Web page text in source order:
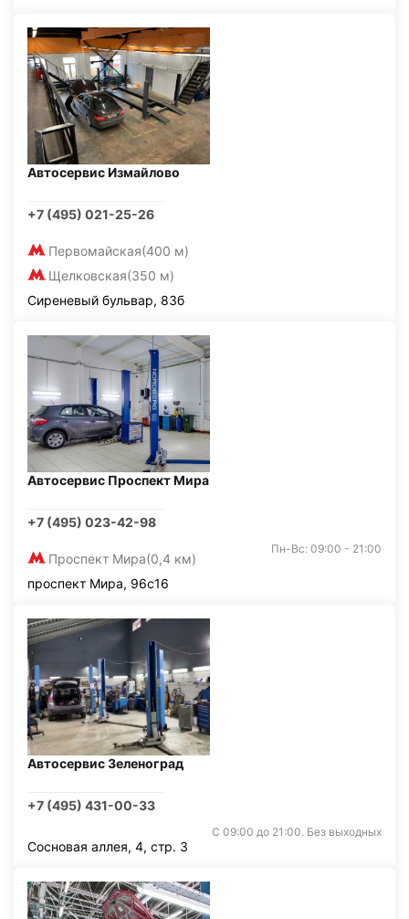
Автосервис Измайлово
+7 (495) 021-25-26
Первомайская(400 м)
Щелковская(350 м)
Сиреневый бульвар, 83б
Автосервис Проспект Мира
+7 (495) 023-42-98
Проспект Мира(0,4 км)
Пн-Вс: 09:00 - 21:00
проспект Мира, 96с16
Автосервис Зеленоград
+7 (495) 431-00-33
С 09:00 до 21:00. Без выходных
Сосновая аллея, 4, стр. 3